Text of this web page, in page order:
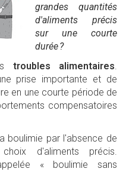
grandes quantités
d'aliments précis
sur une courte
durée ?
troubles alimentaires.
prise importante et de
en une courte période de
compensatoires
boulimie par l'absence de
d'aliments précis.
« boulimie sans